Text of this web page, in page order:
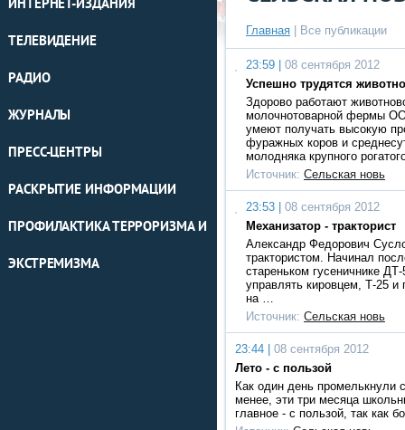
ИНТЕРНЕТ-ИЗДАНИЯ
ТЕЛЕВИДЕНИЕ
РАДИО
ЖУРНАЛЫ
ПРЕСС-ЦЕНТРЫ
РАСКРЫТИЕ ИНФОРМАЦИИ
ПРОФИЛАКТИКА ТЕРРОРИЗМА И
ЭКСТРЕМИЗМА
Главная Все публикации
23:59 |
08 сентября 2012
Успешно трудятся
Здорово работают
молочнотоварной фермы
умеют получать высокую
фуражных коров и
молодняка крупного
Источник: Сельская новь
23:53 |
08 сентября 2012
Механизатор - тракторист
Александр Федорович
трактористом. Начинал
стареньком гусеничнике
управлять кировцем, Т-25 и
на …
Источник: Сельская новь
23:44 |
08 сентября 2012
Лето - с пользой
Как один день промелькнули
менее, эти три месяца
главное - с пользой, так как